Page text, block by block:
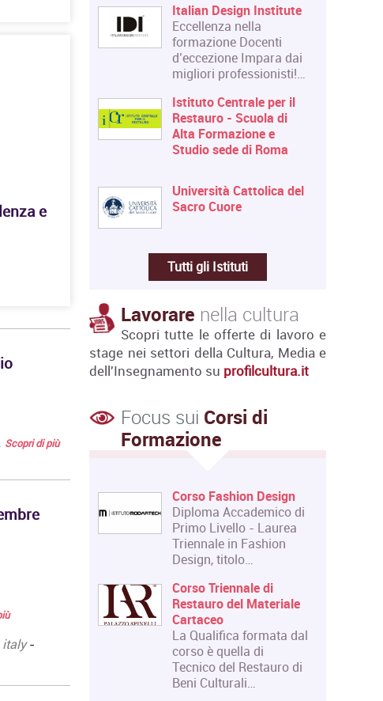
e
Scopri di più
italy-
Italian Design Institute
Eccellenza nella
formazione Docenti
d’eccezione Impara dai
migliori professionisti!…
Istituto Centrale per il
Restauro - Scuola di
Alta Formazione e
Studio sede di Roma
Università Cattolica del
Sacro Cuore
Tutti gli Istituti
Lavorare nella cultura
Scopri tutte le offerte di lavoro e
stage nei settori della Cultura, Media e
dell'Insegnamento su profilcultura.it
Focus sui Corsi di
Formazione
e
Annuale di
Full
frequenza Il
Full è
Corso Fashion Design
Diploma Accademico di
Primo Livello - Laurea
Triennale in Fashion
Design, titolo…
Corso Triennale di
Restauro del Materiale
Cartaceo
La Qualifica formata dal
corso è quella di
Tecnico del Restauro di
Beni Culturali…